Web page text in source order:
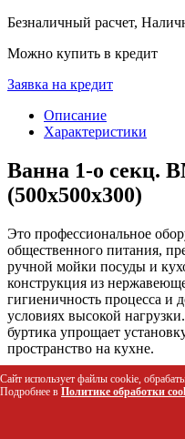
Безналичный расчет,
Можно купить в кредит
Заявка на кредит
Описание
Характеристики
Ванна 1-о секц.
(500х500x300)
Это профессиональное
общественного питания,
ручной мойки посуды и
конструкция из
гигиеничность процесса и
условиях высокой
буртика упрощает
пространство на кухне.
Кому подойдет этот
Сайт использует файлы cookie,
Подробнее в Политике обработки